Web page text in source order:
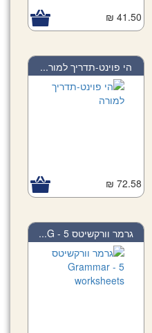
41.50 ₪
הי פוינט-תדריך למור...
72.58 ₪
גרמר וורקשיטס 5 - G...